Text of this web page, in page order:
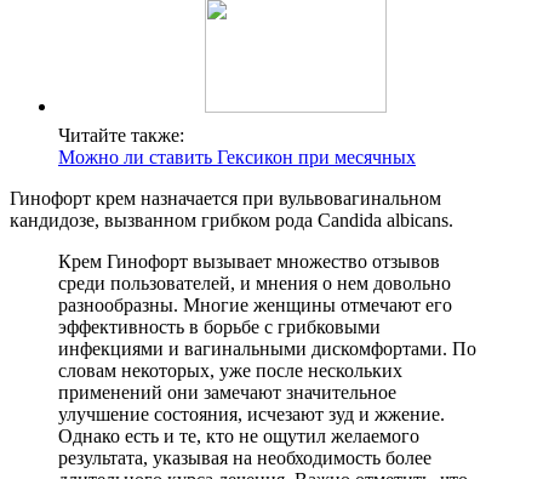
Читайте также:
Можно ли ставить Гексикон при месячных
Гинофорт крем назначается при вульвовагинальном
кандидозе, вызванном грибком рода Candida albicans.
Крем Гинофорт вызывает множество отзывов
среди пользователей, и мнения о нем довольно
разнообразны. Многие женщины отмечают его
эффективность в борьбе с грибковыми
инфекциями и вагинальными дискомфортами. По
словам некоторых, уже после нескольких
применений они замечают значительное
улучшение состояния, исчезают зуд и жжение.
Однако есть и те, кто не ощутил желаемого
результата, указывая на необходимость более